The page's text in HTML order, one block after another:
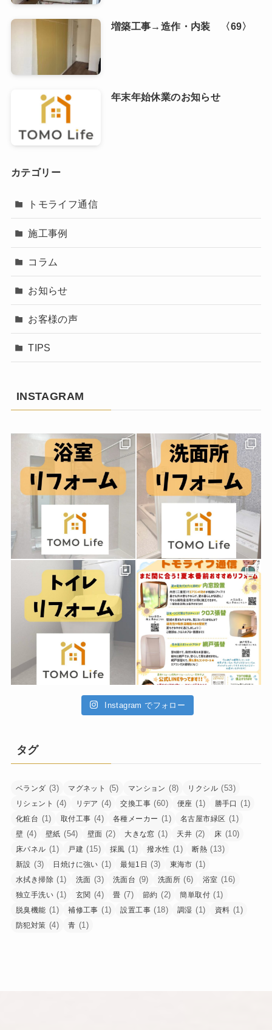
増築工事→造作・内装 〈69〉
年末年始休業のお知らせ
カテゴリー
トモライフ通信
施工事例
コラム
お知らせ
お客様の声
TIPS
INSTAGRAM
Instagram でフォロー
タグ
ベランダ (3) マグネット (5) マンション (8) リクシル (53)
リシェント (4) リデア (4) 交換工事 (60) 便座 (1) 勝手口 (1)
化粧台 (1) 取付工事 (4) 各種メーカー (1) 名古屋市緑区 (1)
壁 (4) 壁紙 (54) 壁面 (2) 大きな窓 (1) 天井 (2) 床 (10)
床パネル (1) 戸建 (15) 採風 (1) 撥水性 (1) 断熱 (13)
新設 (3) 日焼けに強い (1) 最短1日 (3) 東海市 (1)
水拭き掃除 (1) 洗面 (3) 洗面台 (9) 洗面所 (6) 浴室 (16)
独立手洗い (1) 玄関 (4) 畳 (7) 節約 (2) 簡単取付 (1)
脱臭機能 (1) 補修工事 (1) 設置工事 (18) 調湿 (1) 資料 (1)
防犯対策 (4) 青 (1)